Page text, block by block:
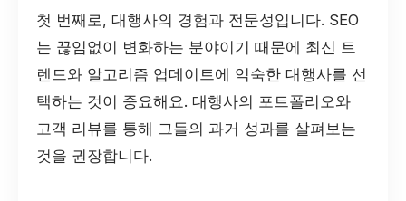
첫 번째로, 대행사의 경험과 전문성입니다. SEO
는 끊임없이 변화하는 분야이기 때문에 최신 트
렌드와 알고리즘 업데이트에 익숙한 대행사를 선
택하는 것이 중요해요. 대행사의 포트폴리오와
고객 리뷰를 통해 그들의 과거 성과를 살펴보는
것을 권장합니다.